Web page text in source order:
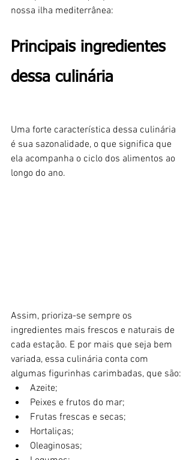
nossa ilha mediterrânea:
Principais ingredientes
dessa culinária
Uma forte característica dessa culinária
é sua sazonalidade, o que significa que
ela acompanha o ciclo dos alimentos ao
longo do ano.
Assim, prioriza-se sempre os
ingredientes mais frescos e naturais de
cada estação. E por mais que seja bem
variada, essa culinária conta com
algumas figurinhas carimbadas, que são:
Azeite;
Peixes e frutos do mar;
Frutas frescas e secas;
Hortaliças;
Oleaginosas;